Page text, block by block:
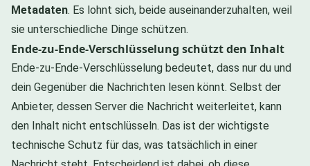
Metadaten. Es lohnt sich, beide auseinanderzuhalten, weil
sie unterschiedliche Dinge schützen.
Ende-zu-Ende-Verschlüsselung schützt den Inhalt
Ende-zu-Ende-Verschlüsselung bedeutet, dass nur du und
dein Gegenüber die Nachrichten lesen könnt. Selbst der
Anbieter, dessen Server die Nachricht weiterleitet, kann
den Inhalt nicht entschlüsseln. Das ist der wichtigste
technische Schutz für das, was tatsächlich in einer